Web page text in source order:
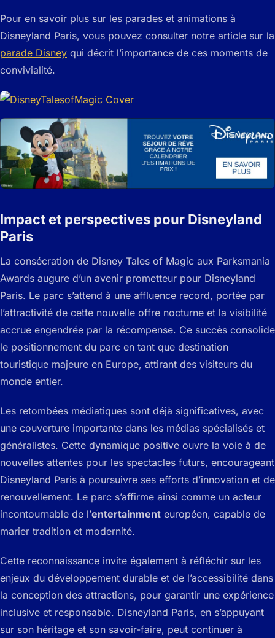
Pour en savoir plus sur les parades et animations à
Disneyland Paris, vous pouvez consulter notre article sur la
parade Disney qui décrit l’importance de ces moments de
convivialité.
Impact et perspectives pour Disneyland
Paris
La consécration de Disney Tales of Magic aux Parksmania
Awards augure d’un avenir prometteur pour Disneyland
Paris. Le parc s’attend à une affluence record, portée par
l’attractivité de cette nouvelle offre nocturne et la visibilité
accrue engendrée par la récompense. Ce succès consolide
le positionnement du parc en tant que destination
touristique majeure en Europe, attirant des visiteurs du
monde entier.
Les retombées médiatiques sont déjà significatives, avec
une couverture importante dans les médias spécialisés et
généralistes. Cette dynamique positive ouvre la voie à de
nouvelles attentes pour les spectacles futurs, encourageant
Disneyland Paris à poursuivre ses efforts d’innovation et de
renouvellement. Le parc s’affirme ainsi comme un acteur
incontournable de l’entertainment européen, capable de
marier tradition et modernité.
Cette reconnaissance invite également à réfléchir sur les
enjeux du développement durable et de l’accessibilité dans
la conception des attractions, pour garantir une expérience
inclusive et responsable. Disneyland Paris, en s’appuyant
sur son héritage et son savoir-faire, peut continuer à